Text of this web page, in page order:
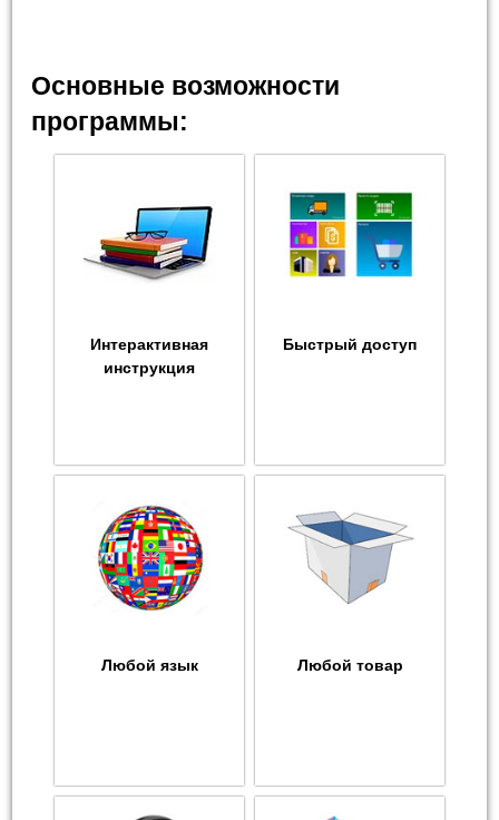
Основные возможности
программы:
Интерактивная
инструкция
Быстрый доступ
Любой язык Любой товар